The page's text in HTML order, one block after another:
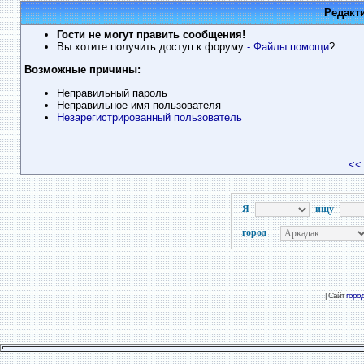
Гости не могут править сообщения!
Вы хотите получить доступ к форуму - Файлы помощи?
Возможные причины:
Неправильный пароль
Неправильное имя пользователя
Незарегистрированный пользователь
<<
Я ищу
город
| Сайт